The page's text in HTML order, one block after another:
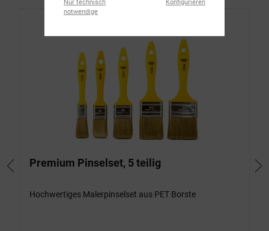
Premium Pinselset, 5 teilig
Hochwertiges Malerpinselset aus PET Borste
Nur technisch
notwendige
Konfigurieren